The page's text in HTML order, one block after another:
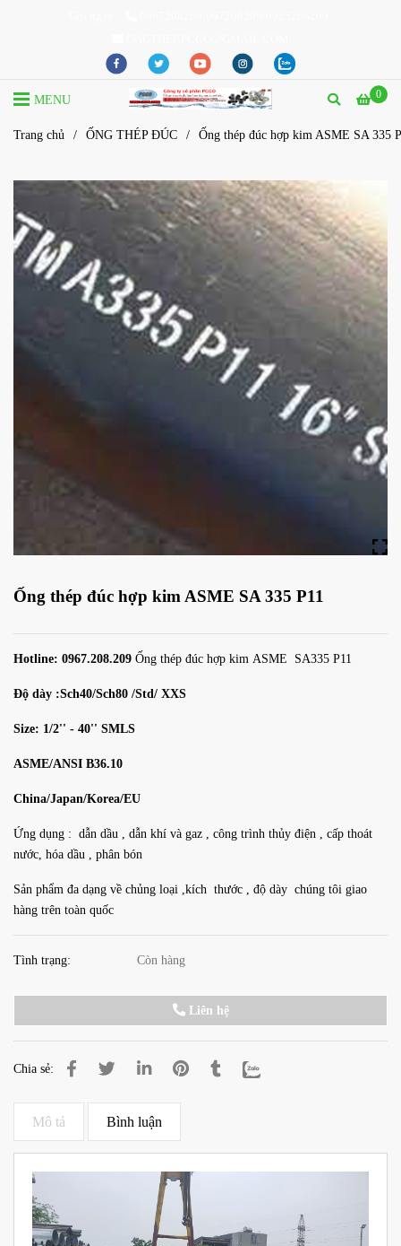
0
MENU
Trang chủ / ỐNG THÉP ĐÚC / Ống thép đúc hợp kim ASME SA 335
Ống thép đúc hợp kim ASME SA 335 P11
Hotline: 0967.208.209 Ống thép đúc hợp kim ASME SA335 P11
Độ dày :Sch40/Sch80 /Std/ XXS
Size: 1/2'' - 40'' SMLS
ASME/ANSI B36.10
China/Japan/Korea/EU
Ứng dụng : dẫn dầu , dẫn khí và gaz , công trình thủy điện , cấp thoát
nước, hóa dầu , phân bón
Sản phẩm đa dạng về chủng loại ,kích thước , độ dày chúng tôi giao
hàng trên toàn quốc
Tình trạng: Còn hàng
Liên hệ
Chia sẻ:
Mô tả Bình luận